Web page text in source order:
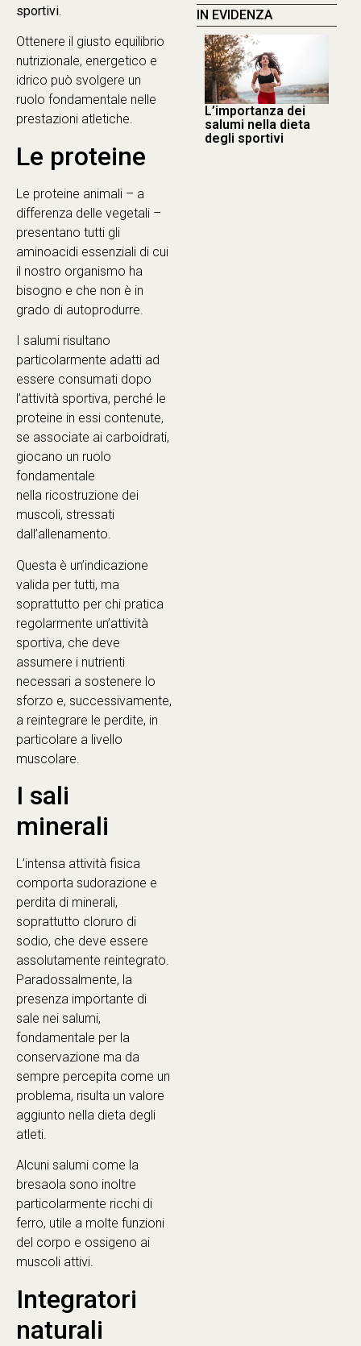
sportivi.
Ottenere il giusto equilibrio
nutrizionale, energetico e
idrico può svolgere un
ruolo fondamentale nelle
prestazioni atletiche.
Le proteine
Le proteine animali – a
differenza delle vegetali –
presentano tutti gli
aminoacidi essenziali di cui
il nostro organismo ha
bisogno e che non è in
grado di autoprodurre.
I salumi risultano
particolarmente adatti ad
essere consumati dopo
l’attività sportiva, perché le
proteine in essi contenute,
se associate ai carboidrati,
giocano un ruolo
fondamentale
nella ricostruzione dei
muscoli, stressati
dall’allenamento.
Questa è un’indicazione
valida per tutti, ma
soprattutto per chi pratica
regolarmente un’attività
sportiva, che deve
assumere i nutrienti
necessari a sostenere lo
sforzo e, successivamente,
a reintegrare le perdite, in
particolare a livello
muscolare.
I sali
minerali
L’intensa attività fisica
comporta sudorazione e
perdita di minerali,
soprattutto cloruro di
sodio, che deve essere
assolutamente reintegrato.
Paradossalmente, la
presenza importante di
sale nei salumi,
fondamentale per la
conservazione ma da
sempre percepita come un
problema, risulta un valore
aggiunto nella dieta degli
atleti.
Alcuni salumi come la
bresaola sono inoltre
particolarmente ricchi di
ferro, utile a molte funzioni
del corpo e ossigeno ai
muscoli attivi.
Integratori
naturali
IN EVIDENZA
L’importanza dei
salumi nella dieta
degli sportivi